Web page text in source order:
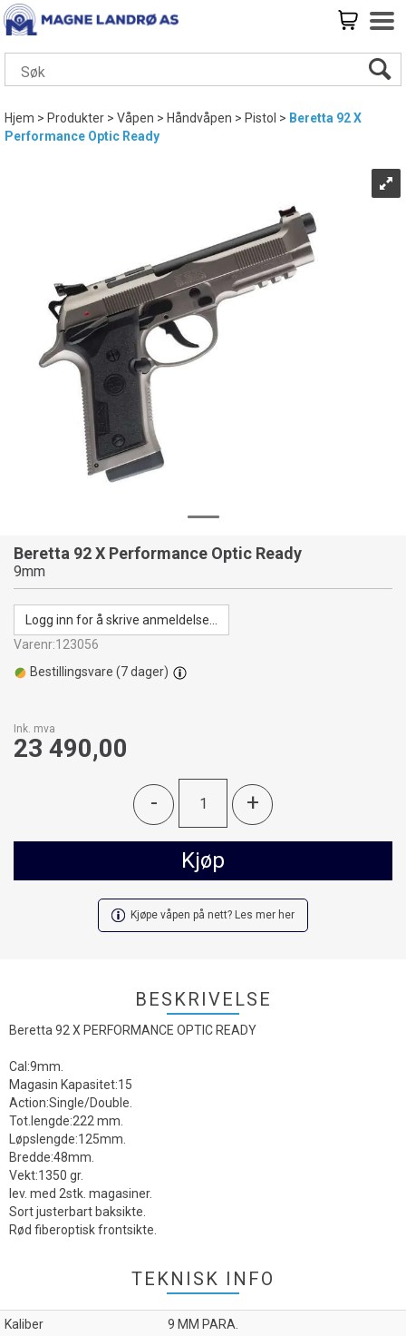
Hjem>Produkter>Våpen>Håndvåpen>Pistol > Beretta 92 X
Performance Optic Ready
Beretta 92 X Performance Optic Ready
9mm
Logg inn for å skrive anmeldelse...
Varenr:123056
Ink. mva
23 490,00
- +
Kjøp
Bestillingsvare (7dager)
Kjøpe våpen på nett? Les mer her
BESKRIVELSE
Beretta 92 X PERFORMANCE OPTIC READY
Cal:9mm.
Magasin Kapasitet:15
Action:Single/Double.
Tot.lengde:222 mm.
Løpslengde:125mm.
Bredde:48mm.
Vekt:1350 gr.
lev. med 2stk. magasiner.
Sort justerbart baksikte.
Rød fiberoptisk frontsikte.
TEKNISK INFO
Kaliber
9 MM PARA.